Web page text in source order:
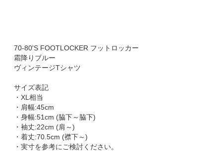
70-80'S FOOTLOCKER フットロッカー
霜降りブルー
ヴィンテージTシャツ
サイズ表記
・XL相当
・肩幅:45cm
・身幅:51cm (脇下～脇下)
・袖丈:22cm (肩～)
・着丈:70.5cm (襟下～)
・実寸を参考にご検討ください。